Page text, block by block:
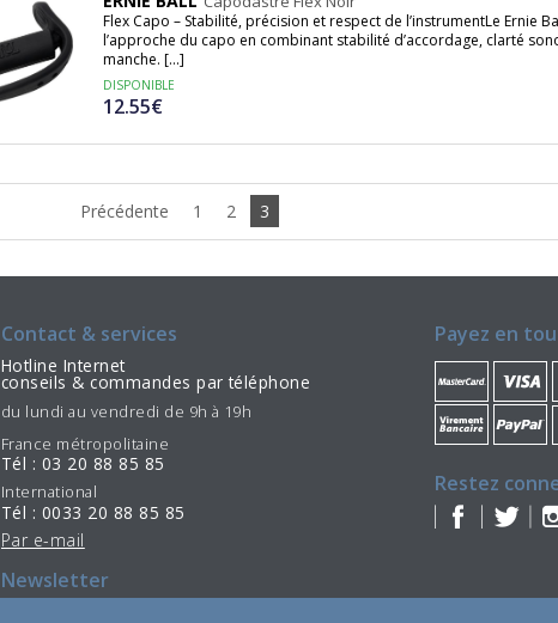
Flex Capo – Stabilité, précision et respect de l’instrumentLe Ernie
l’approche du capo en combinant stabilité d’accordage, clarté
manche. [...]
DISPONIBLE
12.55€
Précédente 1 2 3
Contact & services
Hotline Internet
conseils & commandes par téléphone
du lundi au vendredi de 9h à 19h
France métropolitaine
Tél : 03 20 88 85 85
International
Tél : 0033 20 88 85 85
Par e-mail
Newsletter
Payez en
Restez